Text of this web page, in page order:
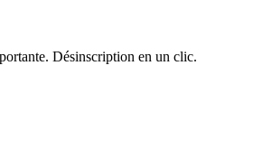
Désinscription en un clic.